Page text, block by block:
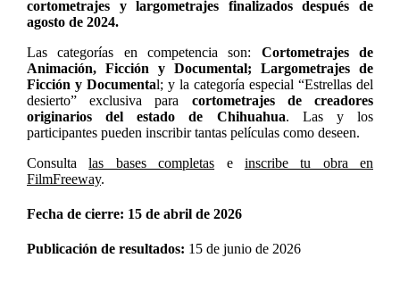
cortometrajes y largometrajes finalizados después de
agosto de 2024.
Las categorías en competencia son: Cortometrajes de
Animación, Ficción y Documental; Largometrajes de
Ficción y Documental; y la categoría especial “Estrellas del
desierto” exclusiva para cortometrajes de creadores
originarios del estado de Chihuahua. Las y los
participantes pueden inscribir tantas películas como deseen.
Consultalas bases completas e inscribe tu obra en
FilmFreeway.
Fecha de cierre: 15 de abril de 2026
Publicación de resultados: 15 de junio de 2026​​​​​​​​​​​​​​​​